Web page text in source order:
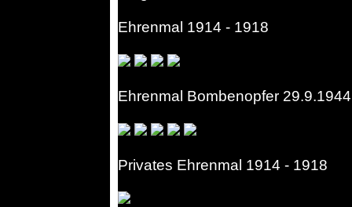
Ehrenmal 1914 - 1918
Ehrenmal Bombenopfer 29.9.1944
Privates Ehrenmal 1914 - 1918